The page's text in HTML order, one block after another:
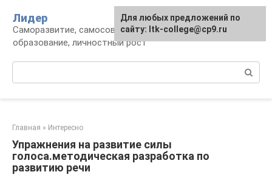
контенту
Лидер
Саморазвитие, самосовершенствование,
образование, личностный рост
Главная » Интересно
Упражнения на развитие силы
голоса.методическая разработка по
развитию речи
Для любых предложений по
сайту: ltk-college@cp9.ru